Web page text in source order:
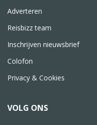
Adverteren
Reisbizz team
Inschrijven nieuwsbrief
Colofon
Privacy & Cookies
VOLG ONS